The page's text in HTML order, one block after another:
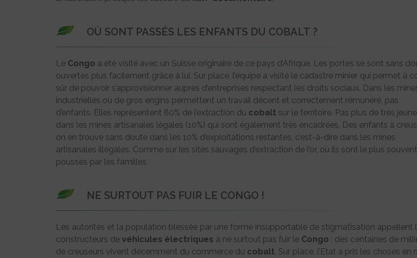
OÙ SONT PASSÉS LES ENFANTS DU COBALT ?
Le Congo a été visité avec un Suisse originaire de ce pays d’Afrique. Les portes se sont sans
ouvertes plus facilement grâce à lui. Sur place, l’équipe a visité le cadastre minier qui permet à
sûr de pouvoir s’approvisionner auprès d’entreprises respectant les droits sociaux. Dans les
industrielles où de gros engins permettent un travail décent et correctement rémunéré, pas
d’enfants. Elles représentent 80% de l’extraction du cobalt sur le territoire. Pas plus de très
dans les mines artisanales légales (10%) qui sont également très encadrées. Des enfants à
on en trouve sans doute dans les 10% d’exploitations restantes, c’est-à-dire dans les mines
artisanales illégales. Comme sur les sites sauvages d’extraction de l’or, où ils sont le plus souvent
poussés par les familles.
NE SURTOUT PAS FUIR LE CONGO !
Les autorités et la population blessée par une forme insupportable de stigmatisation appellent
constructeurs de véhicules électriques à ne surtout pas fuir le Congo : des centaines de
de creuseurs vivent décemment du commerce du cobalt. Sur place, l’Etat a pris les choses en